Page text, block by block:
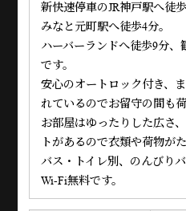
新快速停車のJR神戸駅へ徒
みなと元町駅へ徒歩4分。
ハーバーランドへ徒歩9分
です。
安心のオートロック付き、
れているのでお留守の間も
お部屋はゆったりした広さ
トがあるので衣類や荷物が
バス・トイレ別、のんびり
Wi-Fi無料です。